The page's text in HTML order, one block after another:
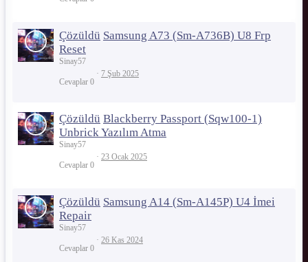
Çözüldü Samsung A73 (Sm-A736B) U8 Frp
Reset
Sinay57
Cevaplar 0
7 Şub 2025
Çözüldü Blackberry Passport (Sqw100-1)
Unbrick Yazılım Atma
Sinay57
Cevaplar 0
23 Ocak 2025
Çözüldü Samsung A14 (Sm-A145P) U4 İmei
Repair
Sinay57
Cevaplar 0
26 Kas 2024